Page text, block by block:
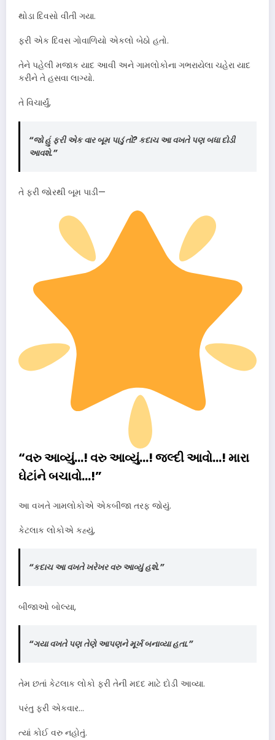
થોડા દિવસો વીતી ગયા.
ફરી એક દિવસ ગોવાળિયો એકલો બેઠો હતો.
તેને પહેલી મજાક યાદ આવી અને ગામલોકોના ગભરાયેલા ચહેરા યાદ
કરીને તે હસવા લાગ્યો.
તે વિચાર્યું,
“જો હું ફરી એક વાર બૂમ પાડું તો? કદાચ આ વખતે પણ બધા દોડી
આવશે.”
તે ફરી જોરથી બૂમ પાડી—
“વરુ આવ્યું…! વરુ આવ્યું…! જલ્દી આવો…! મારા
ઘેટાંને બચાવો…!”
આ વખતે ગામલોકોએ એકબીજા તરફ જોયું.
કેટલાક લોકોએ કહ્યું,
“કદાચ આ વખતે ખરેખર વરુ આવ્યું હશે.”
બીજાઓ બોલ્યા,
“ગયા વખતે પણ તેણે આપણને મૂર્ખ બનાવ્યા હતા.”
તેમ છતાં કેટલાક લોકો ફરી તેની મદદ માટે દોડી આવ્યા.
પરંતુ ફરી એકવાર…
ત્યાં કોઈ વરુ નહોતું.